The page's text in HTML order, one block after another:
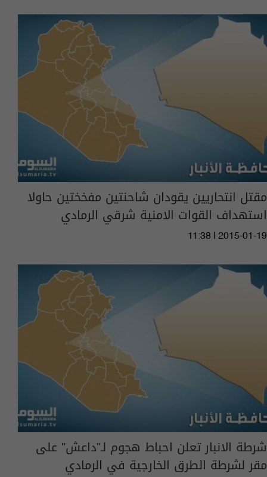
مقتل انتحاريين يقودان شاحنتين مفخختين حاولا
استهداف القوات الامنية شرقي الرمادي
11:38 | 2015-01-19
شرطة الانبار تعلن احباط هجوم لـ"داعش" على
مقر لشرطة الطرق الخارجية في الرمادي